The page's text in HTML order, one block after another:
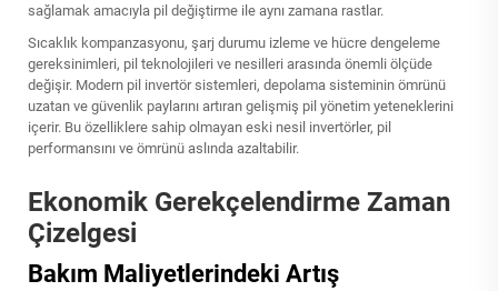
sağlamak amacıyla pil değiştirme ile aynı zamana rastlar.
Sıcaklık kompanzasyonu, şarj durumu izleme ve hücre dengeleme
gereksinimleri, pil teknolojileri ve nesilleri arasında önemli ölçüde
değişir. Modern pil invertör sistemleri, depolama sisteminin ömrünü
uzatan ve güvenlik paylarını artıran gelişmiş pil yönetim yeteneklerini
içerir. Bu özelliklere sahip olmayan eski nesil invertörler, pil
performansını ve ömrünü aslında azaltabilir.
Ekonomik Gerekçelendirme Zaman
Çizelgesi
Bakım Maliyetlerindeki Artış